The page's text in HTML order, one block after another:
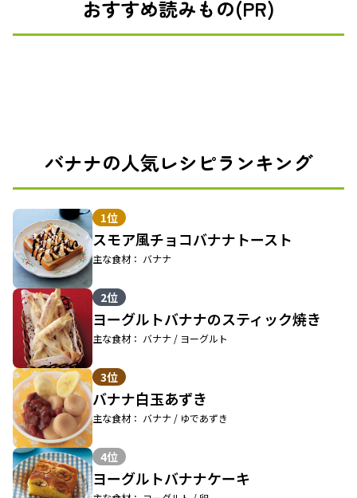
おすすめ読みもの(PR)
バナナの人気レシピランキング
1位
スモア風チョコバナナトースト
主な食材： バナナ
2位
ヨーグルトバナナのスティック焼き
主な食材： バナナ / ヨーグルト
3位
バナナ白玉あずき
主な食材： バナナ / ゆであずき
4位
ヨーグルトバナナケーキ